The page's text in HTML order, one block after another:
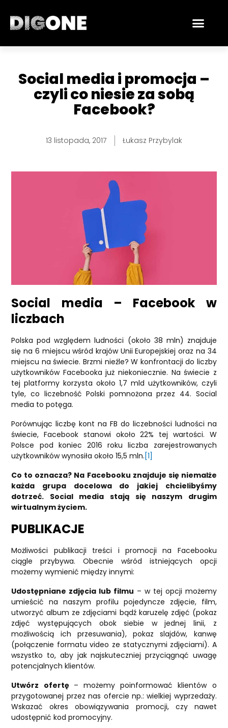
content
Social media i promocja –
czyli co niesie za sobą
Facebook?
13 listopada, 2017 Łukasz Przybylak
Social media – Facebook w
liczbach
Polska pod względem ludności (około 38 mln) znajduje
się na 6 miejscu wśród krajów Unii Europejskiej oraz na 34
miejscu na świecie. Brzmi nieźle? W konfrontacji do liczby
użytkowników Facebooka już niekoniecznie. Na świecie z
tej platformy korzysta około 1,7 mld użytkowników, czyli
tyle, co liczebność Polski pomnożona przez 44. Social
media to potęga.
Porównując liczbę kont na FB do liczebności ludności na
świecie, Facebook stanowi około 22% tej wartości. W
Polsce pod koniec 2016 roku liczba zarejestrowanych
użytkowników wynosiła około 15,5 mln. [1]
Co to oznacza? Na Facebooku znajduje się niemalże
każda grupa docelowa do jakiej chcielibyśmy
dotrzeć. Social media stają się naszym drugim
wirtualnym życiem.
PUBLIKACJE
Możliwości publikacji treści i promocji na Facebooku
ciągle przybywa. Obecnie wśród istniejących opcji
możemy wymienić między innymi:
Udostępniane zdjęcia lub filmu – w tej opcji możemy
umieścić na naszym profilu pojedyncze zdjęcie, film,
utworzyć album ze zdjęciami bądź karuzelę zdjęć (pokaz
zdjęć występujących obok siebie w jednej linii, z
możliwością ich przesuwania), pokaz slajdów, kanwę
(połączenie formatu video ze statycznymi zdjęciami). A
wszystko to, aby jak najskuteczniej przyciągnąć uwagę
potencjalnych klientów.
Utwórz ofertę – możemy poinformować klientów o
przygotowanej przez nas ofercie np.: wielkiej wyprzedaży.
Wskazać okres obowiązywania promocji, czy nawet
udostępnić kod promocyjny.